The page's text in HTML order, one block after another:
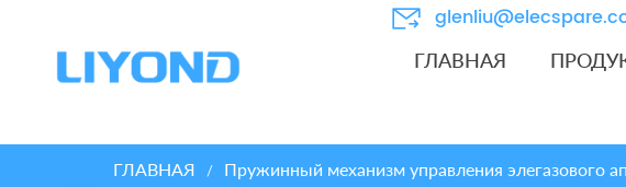
ГЛАВНАЯ
ГЛАВНАЯ / Пружинный механизм управления элегазового